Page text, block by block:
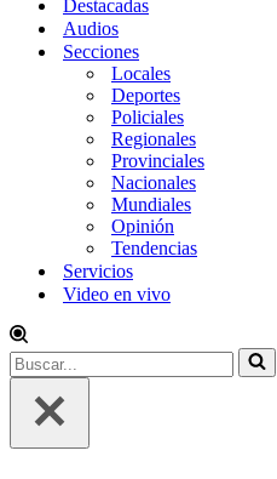
Destacadas
Audios
Secciones
Locales
Deportes
Policiales
Regionales
Provinciales
Nacionales
Mundiales
Opinión
Tendencias
Servicios
Video en vivo
Buscar...